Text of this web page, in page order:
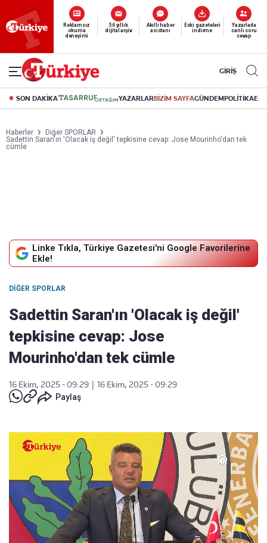
Reklamsız
okuma
deneyimi
56 yıllık
dijital arşiv
Akıllı haber
asistanı
Eski gazeteleri
indirme
Yazarlarla
canlı soru
cevap
GİRİŞ
SON DAKİKA YAZARLARBİZİM SAYFAGÜNDEMPOLİTİKA
Haberler
Diğer SPORLAR
Sadettin Saran'ın 'Olacak iş değil' tepkisine cevap: Jose Mourinho'dan tek
cümle
Linke Tıkla, Türkiye Gazetesi'ni Google Favorilerine
Ekle!
DIĞER SPORLAR
Sadettin Saran'ın 'Olacak iş değil'
tepkisine cevap: Jose
Mourinho'dan tek cümle
16 Ekim, 2025 - 09:29
16 Ekim, 2025 - 09:29
Paylaş